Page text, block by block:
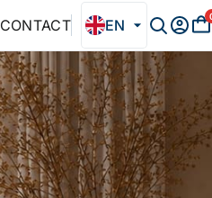
CONTACT EN